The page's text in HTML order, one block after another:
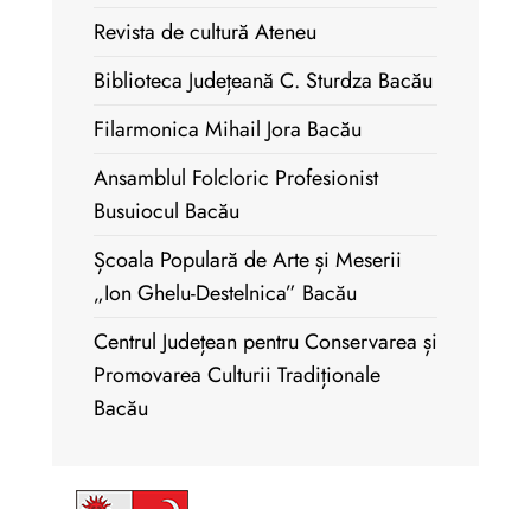
Revista de cultură Ateneu
Biblioteca Județeană C. Sturdza Bacău
Filarmonica Mihail Jora Bacău
Ansamblul Folcloric Profesionist
Busuiocul Bacău
Școala Populară de Arte și Meserii
„Ion Ghelu-Destelnica” Bacău
Centrul Județean pentru Conservarea și
Promovarea Culturii Tradiționale
Bacău